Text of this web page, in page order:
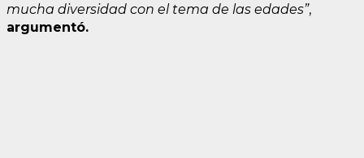
mucha diversidad con el tema de las edades”,
argumentó.